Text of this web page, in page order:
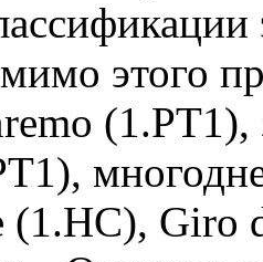
этого
(1.HC), Giro